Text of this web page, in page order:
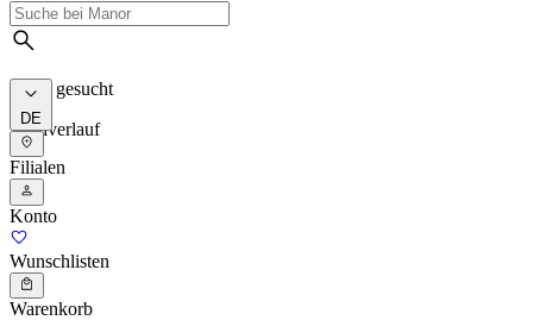
Meist gesucht
Suchverlauf
DE
Filialen
Konto
Wunschlisten
Warenkorb